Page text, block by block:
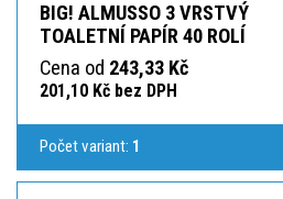
BIG! ALMUSSO 3 VRSTVÝ
TOALETNÍ PAPÍR 40 ROLÍ
Cena od 243,33 Kč
201,10 Kč bez DPH
Počet variant: 1